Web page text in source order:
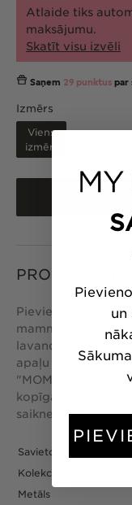
Atlaide tiks
maksājumu.
Skatīt visu izvēli
Saņem 29 punktus par
Izmērs
Viens
izmērs
PRODUKTA
Pievieno savam
mammas amuletu
lavandas emaljas
apaļu amuletu,
"MOM" lieliem
kopīgās
saiknes ar māti -
Savietojams ar
Kolekcija
Metāls
un